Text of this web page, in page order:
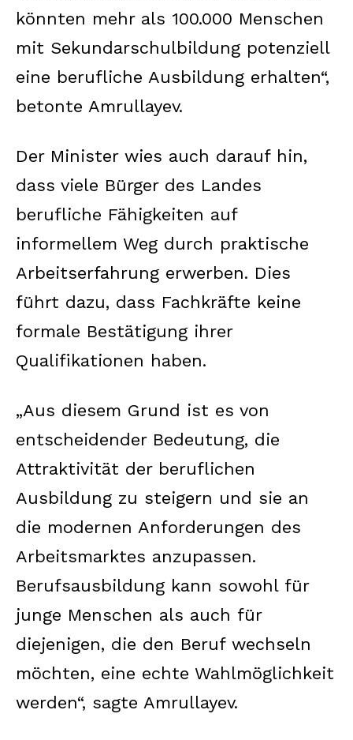
könnten mehr als 100.000 Menschen
mit Sekundarschulbildung potenziell
eine berufliche Ausbildung erhalten“,
betonte Amrullayev.
Der Minister wies auch darauf hin,
dass viele Bürger des Landes
berufliche Fähigkeiten auf
informellem Weg durch praktische
Arbeitserfahrung erwerben. Dies
führt dazu, dass Fachkräfte keine
formale Bestätigung ihrer
Qualifikationen haben.
„Aus diesem Grund ist es von
entscheidender Bedeutung, die
Attraktivität der beruflichen
Ausbildung zu steigern und sie an
die modernen Anforderungen des
Arbeitsmarktes anzupassen.
Berufsausbildung kann sowohl für
junge Menschen als auch für
diejenigen, die den Beruf wechseln
möchten, eine echte Wahlmöglichkeit
werden“, sagte Amrullayev.